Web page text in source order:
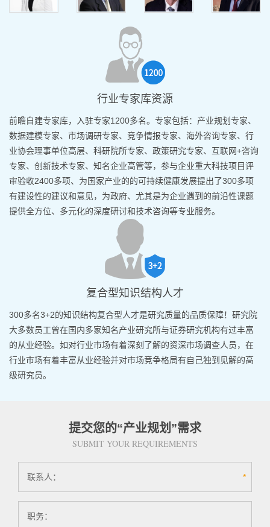
行业专家库资源
前瞻自建专家库，入驻专家1200多名。专家包括：产业规划专家、
数据建模专家、市场调研专家、竞争情报专家、海外咨询专家、行
业协会理事单位高层、科研院所专家、政策研究专家、互联网+咨询
专家、创新技术专家、知名企业高管等，参与企业重大科技项目评
审验收2400多项、为国家产业的的可持续健康发展提出了300多项
有建设性的建议和意见，为政府、尤其是为企业遇到的前沿性课题
提供全方位、多元化的深度研讨和技术咨询等专业服务。
复合型知识结构人才
300多名3+2的知识结构复合型人才是研究质量的品质保障！研究院
大多数员工曾在国内多家知名产业研究所与证券研究机构有过丰富
的从业经验。如对行业市场有着深刻了解的资深市场调查人员，在
行业市场有着丰富从业经验并对市场竞争格局有自己独到见解的高
级研究员。
提交您的“产业规划”需求
SUBMIT YOUR REQUIREMENTS
联系人： *
职务：